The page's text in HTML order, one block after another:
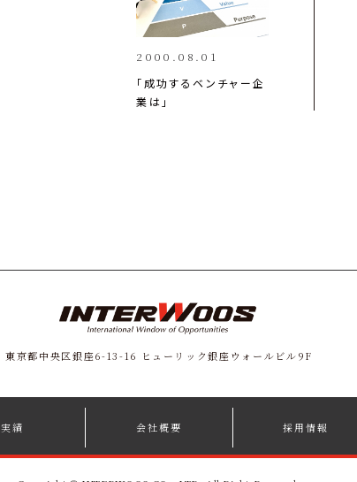
2000.08.01
「成功するベンチャー企
業は」
東京都中央区銀座6-13-16 ヒューリック銀座ウォールビル9F
実績 会社概要 採用情報